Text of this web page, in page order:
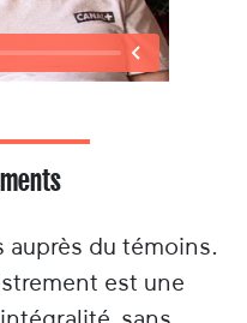
auprès du témoins.
est une
sans